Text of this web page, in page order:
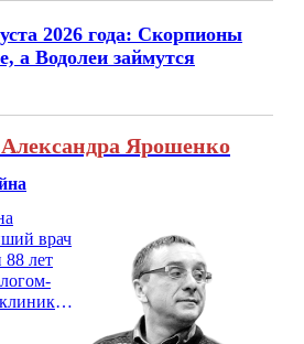
2026 года: Скорпионы
а Водолеи займутся
Ярошенко
врач
лет